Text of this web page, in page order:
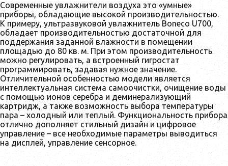
Современные увлажнители воздуха это «умные»
приборы, обладающие высокой производительностью.
К примеру, ультразвуковой увлажнитель Boneco U700,
обладает производительностью достаточной для
поддержания заданной влажности в помещении
площадью до 80 кв. м. При этом производительность
можно регулировать, а встроенный гигростат
программировать, задавая нужное значение.
Отличительной особенностью модели является
интеллектуальная система самоочистки, очищение воды
с помощью ионов серебра и деминерализующий
картридж, а также возможность выбора температуры
пара – холодный или теплый. Функциональность прибора
отлично дополняет стильный дизайн и цифровое
управление – все необходимые параметры выводиться
на дисплей, управление сенсорное.